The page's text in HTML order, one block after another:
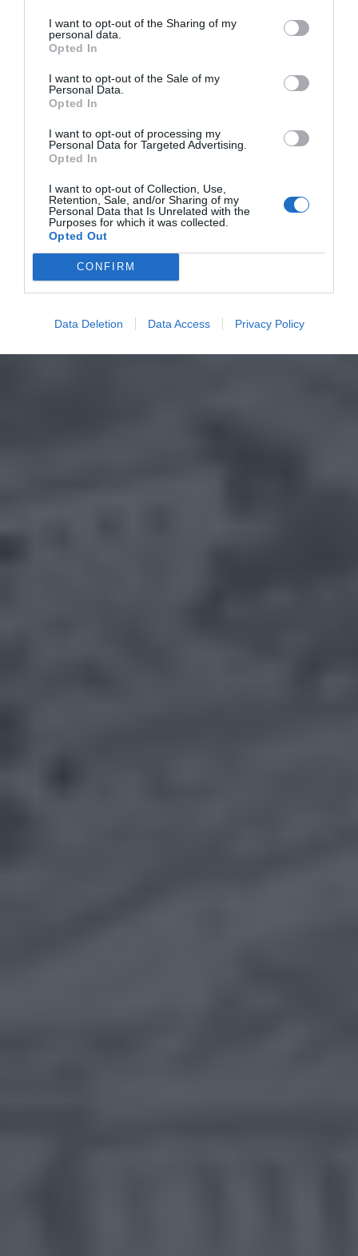
I want to opt-out of the Sharing of my
personal data.
Opted In
I want to opt-out of the Sale of my
Personal Data.
Opted In
I want to opt-out of processing my
Personal Data for Targeted Advertising.
Opted In
I want to opt-out of Collection, Use,
Retention, Sale, and/or Sharing of my
Personal Data that Is Unrelated with the
Purposes for which it was collected.
Opted Out
CONFIRM
Data Deletion Data Access Privacy Policy